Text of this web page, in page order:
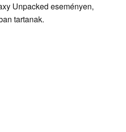
Unpacked eseményen,
tartanak.